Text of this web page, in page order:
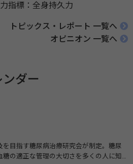
指標：全身持久力
トピックス・レポート 一覧へ
オピニオン 一覧へ
ダー
目指す糖尿病治療研究会が制定。糖尿
の適正な管理の大切さを多くの人に知